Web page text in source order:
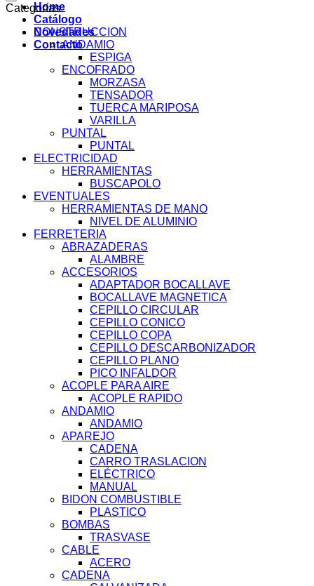
Home
Catálogo
Novedades
Contacto
Categorías
CONSTRUCCION
ANDAMIO
ESPIGA
ENCOFRADO
MORZASA
TENSADOR
TUERCA MARIPOSA
VARILLA
PUNTAL
PUNTAL
ELECTRICIDAD
HERRAMIENTAS
BUSCAPOLO
EVENTUALES
HERRAMIENTAS DE MANO
NIVEL DE ALUMINIO
FERRETERIA
ABRAZADERAS
ALAMBRE
ACCESORIOS
ADAPTADOR BOCALLAVE
BOCALLAVE MAGNETICA
CEPILLO CIRCULAR
CEPILLO CONICO
CEPILLO COPA
CEPILLO DESCARBONIZADOR
CEPILLO PLANO
PICO INFALDOR
ACOPLE PARA AIRE
ACOPLE RAPIDO
ANDAMIO
ANDAMIO
APAREJO
CADENA
CARRO TRASLACION
ELÉCTRICO
MANUAL
BIDON COMBUSTIBLE
PLASTICO
BOMBAS
TRASVASE
CABLE
ACERO
CADENA